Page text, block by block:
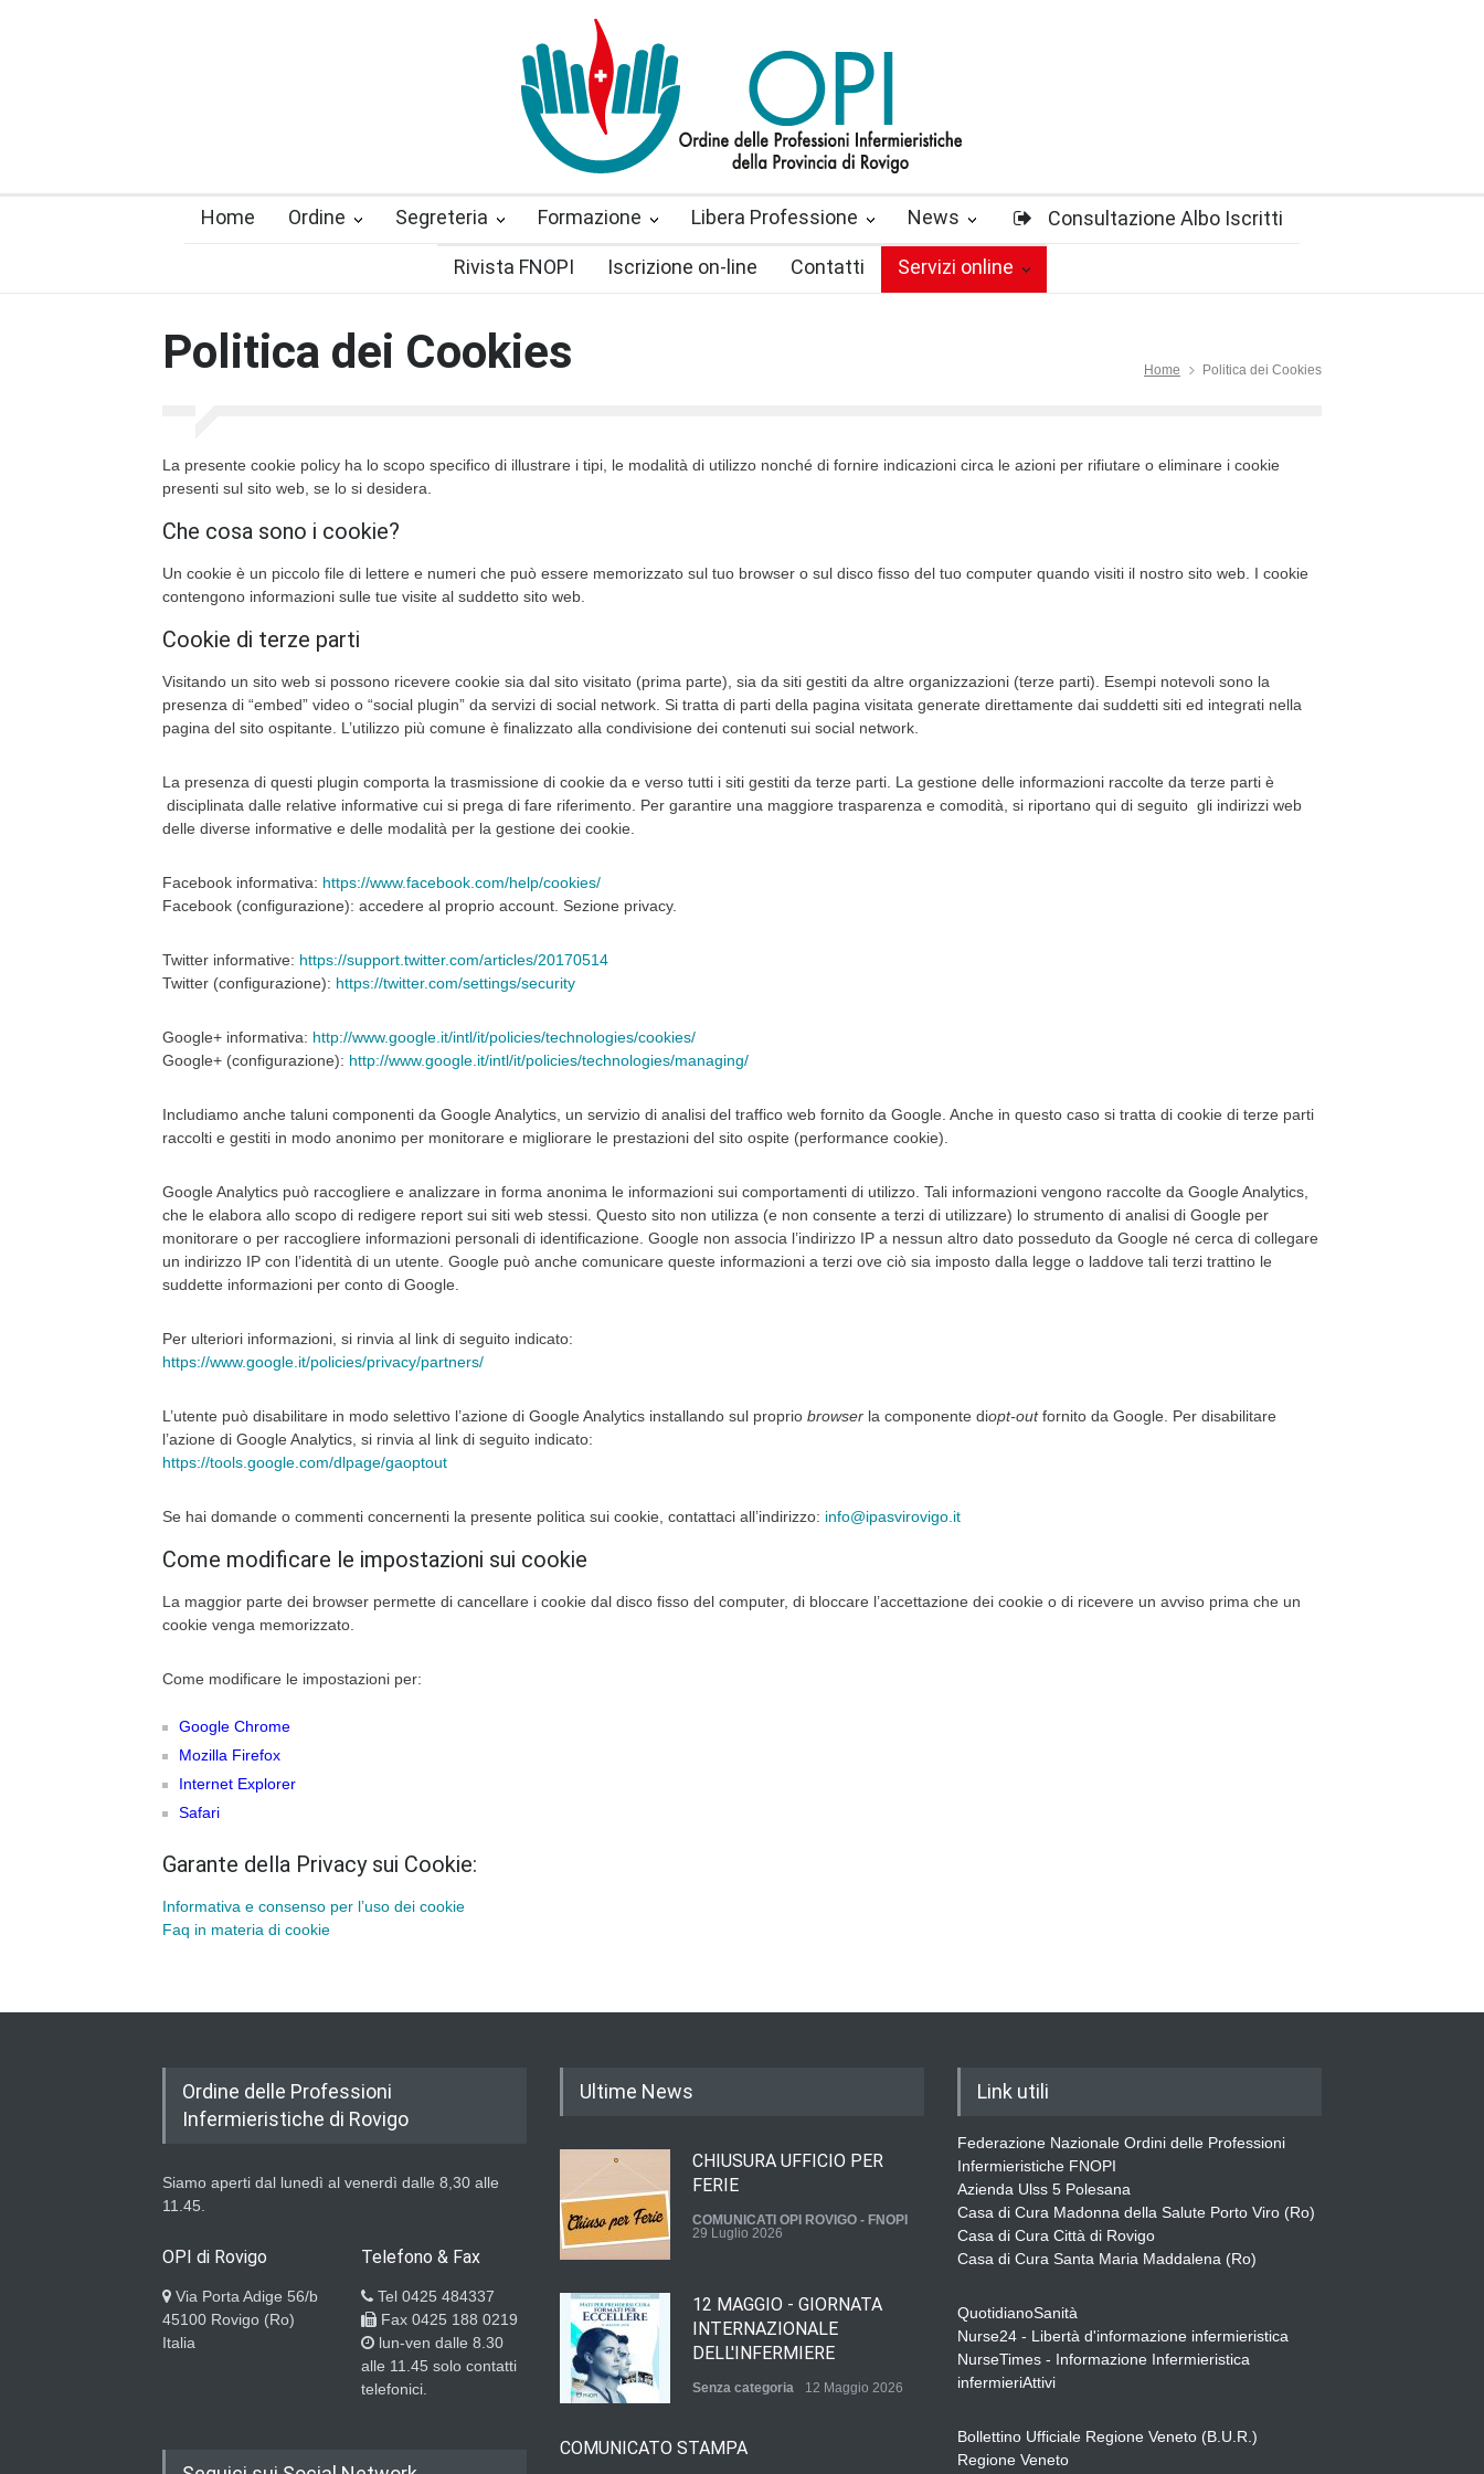
Home Ordine Segreteria Formazione Libera Professione News Consultazione Albo Iscritti
Rivista FNOPI Iscrizione on-line Contatti Servizi online
Politica dei Cookies Home Politica dei Cookies
La presente cookie policy ha lo scopo specifico di illustrare i tipi, le modalità di utilizzo nonché di fornire indicazioni circa le azioni per rifiutare o eliminare i cookie
presenti sul sito web, se lo si desidera.
Che cosa sono i cookie?
Un cookie è un piccolo file di lettere e numeri che può essere memorizzato sul tuo browser o sul disco fisso del tuo computer quando visiti il nostro sito web. I cookie
contengono informazioni sulle tue visite al suddetto sito web.
Cookie di terze parti
Visitando un sito web si possono ricevere cookie sia dal sito visitato (prima parte), sia da siti gestiti da altre organizzazioni (terze parti). Esempi notevoli sono la
presenza di “embed” video o “social plugin” da servizi di social network. Si tratta di parti della pagina visitata generate direttamente dai suddetti siti ed integrati nella
pagina del sito ospitante. L’utilizzo più comune è finalizzato alla condivisione dei contenuti sui social network.
La presenza di questi plugin comporta la trasmissione di cookie da e verso tutti i siti gestiti da terze parti. La gestione delle informazioni raccolte da terze parti è
disciplinata dalle relative informative cui si prega di fare riferimento. Per garantire una maggiore trasparenza e comodità, si riportano qui di seguito gli indirizzi web
delle diverse informative e delle modalità per la gestione dei cookie.
Facebook informativa: https://www.facebook.com/help/cookies/
Facebook (configurazione): accedere al proprio account. Sezione privacy.
Twitter informative: https://support.twitter.com/articles/20170514
Twitter (configurazione): https://twitter.com/settings/security
Google+ informativa: http://www.google.it/intl/it/policies/technologies/cookies/
Google+ (configurazione): http://www.google.it/intl/it/policies/technologies/managing/
Includiamo anche taluni componenti da Google Analytics, un servizio di analisi del traffico web fornito da Google. Anche in questo caso si tratta di cookie di terze parti
raccolti e gestiti in modo anonimo per monitorare e migliorare le prestazioni del sito ospite (performance cookie).
Google Analytics può raccogliere e analizzare in forma anonima le informazioni sui comportamenti di utilizzo. Tali informazioni vengono raccolte da Google Analytics,
che le elabora allo scopo di redigere report sui siti web stessi. Questo sito non utilizza (e non consente a terzi di utilizzare) lo strumento di analisi di Google per
monitorare o per raccogliere informazioni personali di identificazione. Google non associa l’indirizzo IP a nessun altro dato posseduto da Google né cerca di collegare
un indirizzo IP con l’identità di un utente. Google può anche comunicare queste informazioni a terzi ove ciò sia imposto dalla legge o laddove tali terzi trattino le
suddette informazioni per conto di Google.
Per ulteriori informazioni, si rinvia al link di seguito indicato:
https://www.google.it/policies/privacy/partners/
L’utente può disabilitare in modo selettivo l’azione di Google Analytics installando sul proprio browser la componente diopt-outfornito da Google. Per disabilitare
l’azione di Google Analytics, si rinvia al link di seguito indicato:
https://tools.google.com/dlpage/gaoptout
Se hai domande o commenti concernenti la presente politica sui cookie, contattaci all’indirizzo: info@ipasvirovigo.it
Come modificare le impostazioni sui cookie
La maggior parte dei browser permette di cancellare i cookie dal disco fisso del computer, di bloccare l’accettazione dei cookie o di ricevere un avviso prima che un
cookie venga memorizzato.
Come modificare le impostazioni per:
Google Chrome
Mozilla Firefox
Internet Explorer
Safari
Garante della Privacy sui Cookie:
Informativa e consenso per l’uso dei cookie
Faq in materia di cookie
Ordine delle Professioni
Infermieristiche di Rovigo
Siamo aperti dal lunedì al venerdì dalle 8,30 alle
11.45.
OPI di Rovigo
Via Porta Adige 56/b
45100 Rovigo (Ro)
Italia
Telefono & Fax
Tel 0425 484337
Fax 0425 188 0219
lun-ven dalle 8.30
alle 11.45 solo contatti
telefonici.
Ultime News
CHIUSURA UFFICIO PER
FERIE
COMUNICATI OPI ROVIGO - FNOPI
29 Luglio 2026
12 MAGGIO - GIORNATA
INTERNAZIONALE
DELL'INFERMIERE
Senza categoria 12 Maggio 2026
COMUNICATO STAMPA
Link utili
Federazione Nazionale Ordini delle Professioni
Infermieristiche FNOPI
Azienda Ulss 5 Polesana
Casa di Cura Madonna della Salute Porto Viro (Ro)
Casa di Cura Città di Rovigo
Casa di Cura Santa Maria Maddalena (Ro)
QuotidianoSanità
Nurse24 - Libertà d'informazione infermieristica
NurseTimes - Informazione Infermieristica
infermieriAttivi
Bollettino Ufficiale Regione Veneto (B.U.R.)
Regione Veneto